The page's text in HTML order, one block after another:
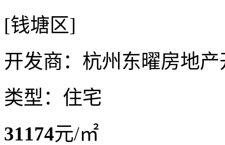
[钱塘区]
开发商：杭州东曜房地
类型：住宅
31174元/㎡